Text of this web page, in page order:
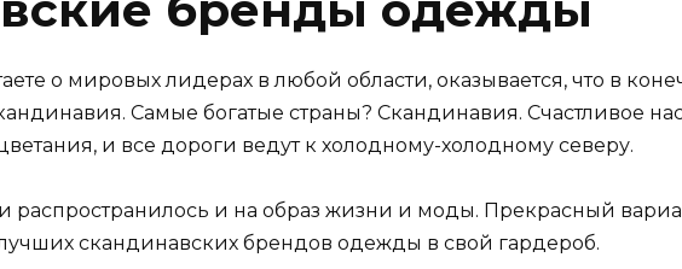
о мировых лидерах в любой области, оказывается, что в
Самые богатые страны? Скандинавия. Счастливое
и все дороги ведут к холодному-холодному северу.
распространилось и на образ жизни и моды. Прекрасный
скандинавских брендов одежды в свой гардероб.